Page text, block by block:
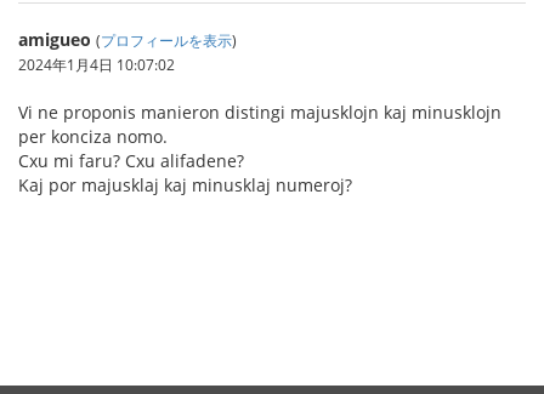
amigueo (プロフィールを表示)
2024年1月4日 10:07:02
Vi ne proponis manieron distingi majusklojn kaj minusklojn
per konciza nomo.
Cxu mi faru? Cxu alifadene?
Kaj por majusklaj kaj minusklaj numeroj?